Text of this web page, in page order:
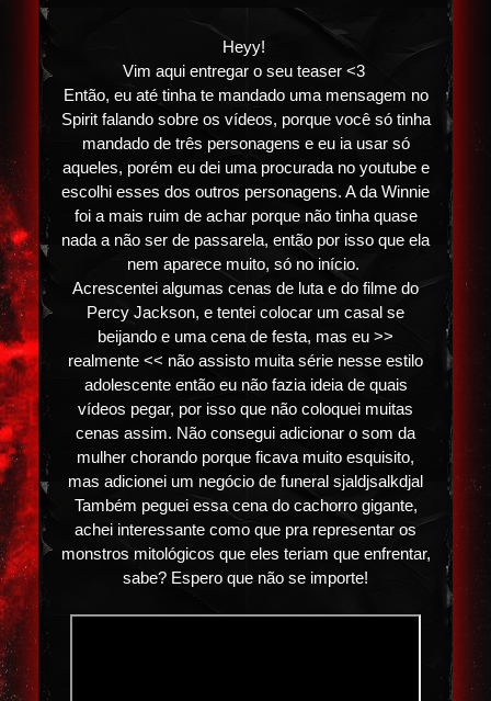
Heyy!
Vim aqui entregar o seu teaser <3
Então, eu até tinha te mandado uma mensagem no
Spirit falando sobre os vídeos, porque você só tinha
mandado de três personagens e eu ia usar só
aqueles, porém eu dei uma procurada no youtube e
escolhi esses dos outros personagens. A da Winnie
foi a mais ruim de achar porque não tinha quase
nada a não ser de passarela, então por isso que ela
nem aparece muito, só no início.
Acrescentei algumas cenas de luta e do filme do
Percy Jackson, e tentei colocar um casal se
beijando e uma cena de festa, mas eu >>
realmente << não assisto muita série nesse estilo
adolescente então eu não fazia ideia de quais
vídeos pegar, por isso que não coloquei muitas
cenas assim. Não consegui adicionar o som da
mulher chorando porque ficava muito esquisito,
mas adicionei um negócio de funeral sjaldjsalkdjal
Também peguei essa cena do cachorro gigante,
achei interessante como que pra representar os
monstros mitológicos que eles teriam que enfrentar,
sabe? Espero que não se importe!